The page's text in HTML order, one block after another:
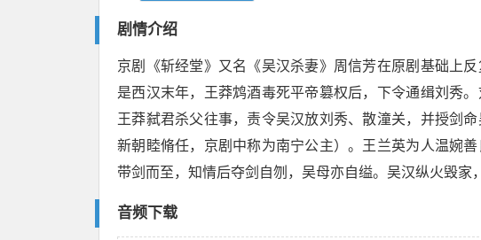
剧情介绍
京剧《斩经堂》又名《吴汉杀妻》周信芳在原剧基础上
是西汉末年，王莽鸩酒毒死平帝篡权后，下令通缉刘秀
王莽弑君杀父往事，责令吴汉放刘秀、散潼关，并授剑
新朝睦脩任，京剧中称为南宁公主）。王兰英为人温婉
带剑而至，知情后夺剑自刎，吴母亦自缢。吴汉纵火毁家
音频下载